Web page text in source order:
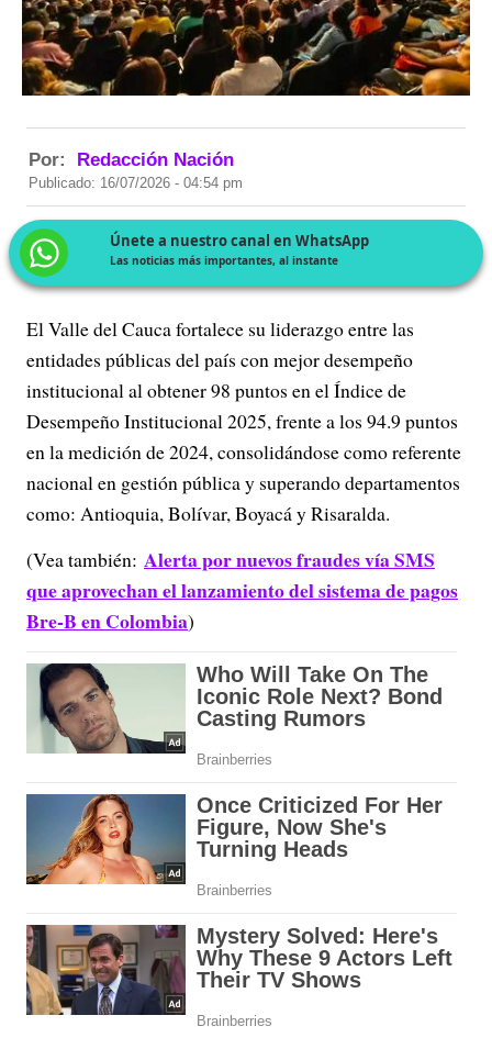
Por: Redacción Nación
Publicado: 16/07/2026 - 04:54 pm
Únete a nuestro canal en WhatsApp
Las noticias más importantes, al instante
El Valle del Cauca fortalece su liderazgo entre las
entidades públicas del país con mejor desempeño
institucional al obtener 98 puntos en el Índice de
Desempeño Institucional 2025, frente a los 94.9 puntos
en la medición de 2024, consolidándose como referente
nacional en gestión pública y superando departamentos
como: Antioquia, Bolívar, Boyacá y Risaralda.
(Vea también: Alerta por nuevos fraudes vía SMS
que aprovechan el lanzamiento del sistema de pagos
Bre-B en Colombia)